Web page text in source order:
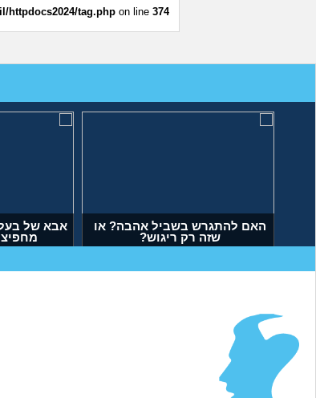
httpdocs2024/tag.php on line 374
האם להתגרש בשביל
שזה רק ריגוש?
לעשות עם העובדה שאשתי
הרימה עליי ידיים?